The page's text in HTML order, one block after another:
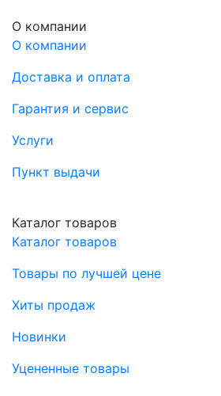
О компании
О компании
Доставка и оплата
Гарантия и сервис
Услуги
Пункт выдачи
Каталог товаров
Каталог товаров
Товары по лучшей цене
Хиты продаж
Новинки
Уцененные товары